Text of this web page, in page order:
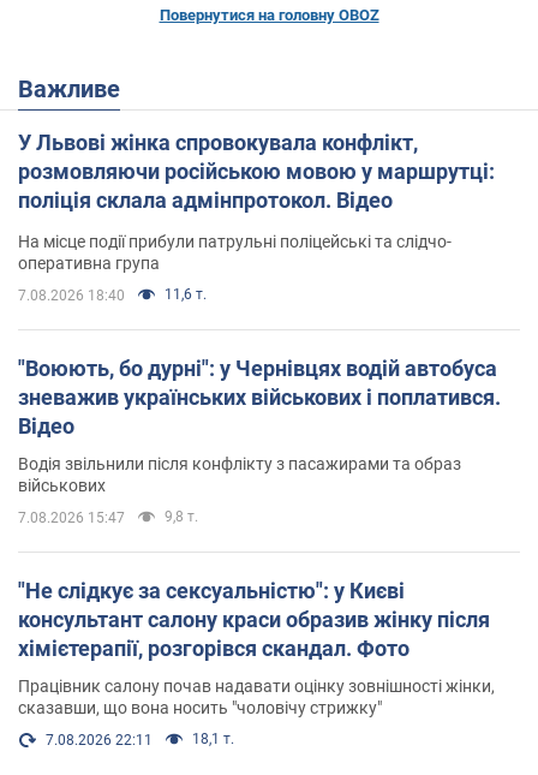
Повернутися на головну OBOZ
Важливе
У Львові жінка спровокувала конфлікт,
розмовляючи російською мовою у маршрутці:
поліція склала адмінпротокол. Відео
На місце події прибули патрульні поліцейські та слідчо-
оперативна група
7.08.2026 18:40 11,6 т.
"Воюють, бо дурні": у Чернівцях водій автобуса
зневажив українських військових і поплатився.
Відео
Водія звільнили після конфлікту з пасажирами та образ
військових
7.08.2026 15:47 9,8 т.
"Не слідкує за сексуальністю": у Києві
консультант салону краси образив жінку після
хімієтерапії, розгорівся скандал. Фото
Працівник салону почав надавати оцінку зовнішності жінки,
сказавши, що вона носить "чоловічу стрижку"
7.08.2026 22:11 18,1 т.